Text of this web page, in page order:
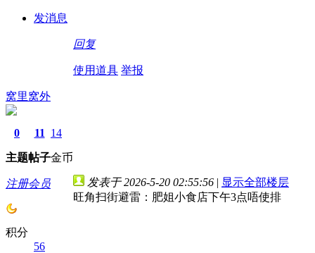
发消息
回复
使用道具 举报
窝里窝外
0
主题
11
帖子
14
金币
注册会员
积分
56
发表于 2026-5-20 02:55:56 | 显示全部楼层
旺角扫街避雷：肥姐小食店下午3点唔使排